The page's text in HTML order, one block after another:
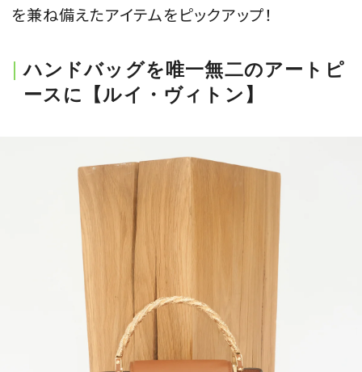
会員登録
Log in or Sign up
便利な機能と特典を無料で楽し
ログイン・新規会員登録
FOLLOW US
を兼ね備えたアイテムをピックアップ！
ハンドバッグを唯一無二のアートピ
ースに【ルイ・ヴィトン】